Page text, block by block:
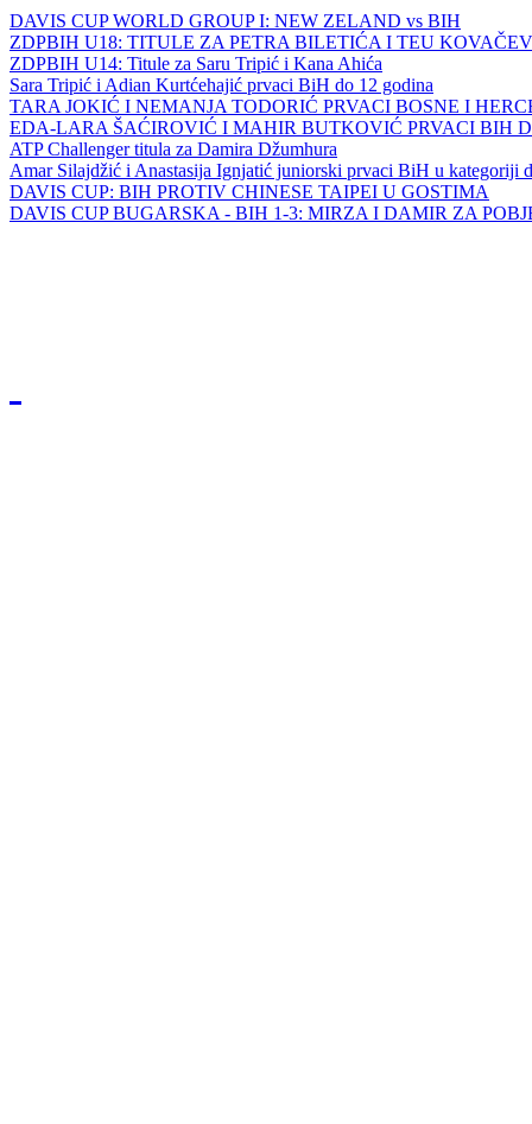
DAVIS CUP WORLD GROUP I: NEW ZELAND vs BIH
ZDPBIH U18: TITULE ZA PETRA BILETIĆA I TEU
ZDPBIH U14: Titule za Saru Tripić i Kana Ahića
Sara Tripić i Adian Kurtćehajić prvaci BiH do 12 godina
TARA JOKIĆ I NEMANJA TODORIĆ PRVACI BOSNE I
EDA-LARA ŠAĆIROVIĆ I MAHIR BUTKOVIĆ PRVACI BIH
ATP Challenger titula za Damira Džumhura
Amar Silajdžić i Anastasija Ignjatić juniorski prvaci BiH u kategoriji
DAVIS CUP: BIH PROTIV CHINESE TAIPEI U GOSTIMA
DAVIS CUP BUGARSKA - BIH 1-3: MIRZA I DAMIR ZA